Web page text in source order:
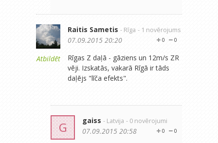
Atbildēt
Raitis Sametis - Rīga - 1 novērojums
0
0
07.09.2015 20:20
Rīgas Z daļā - gāziens un 12m/s ZR
vēji. Izskatās, vakarā Rīgā ir tāds
daļējs "līča efekts".
G gaiss - Latvija - 0 novērojumi
0
0
07.09.2015 20:58